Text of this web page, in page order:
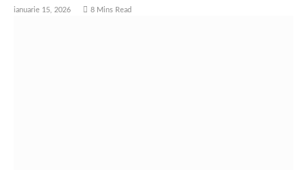
ianuarie 15, 2026 8 Mins Read